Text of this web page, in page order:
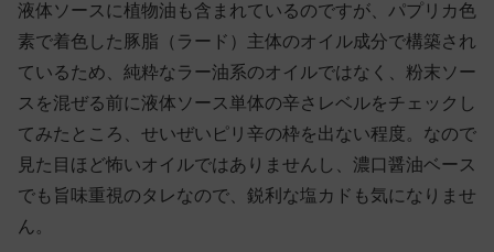
液体ソースに植物油も含まれているのですが、パプリカ色
素で着色した豚脂（ラード）主体のオイル成分で構築され
ているため、純粋なラー油系のオイルではなく、粉末ソー
スを混ぜる前に液体ソース単体の辛さレベルをチェックし
てみたところ、せいぜいピリ辛の枠を出ない程度。なので
見た目ほど怖いオイルではありませんし、濃口醤油ベース
でも旨味重視のタレなので、鋭利な塩カドも気になりませ
ん。